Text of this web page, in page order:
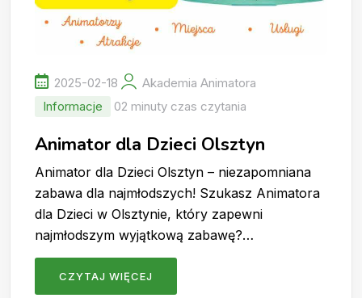
2025-02-18
Akademia Animatora
Informacje
02 minuty czas czytania
Animator dla Dzieci Olsztyn
Animator dla Dzieci Olsztyn – niezapomniana
zabawa dla najmłodszych! Szukasz Animatora
dla Dzieci w Olsztynie, który zapewni
najmłodszym wyjątkową zabawę?…
CZYTAJ WIĘCEJ